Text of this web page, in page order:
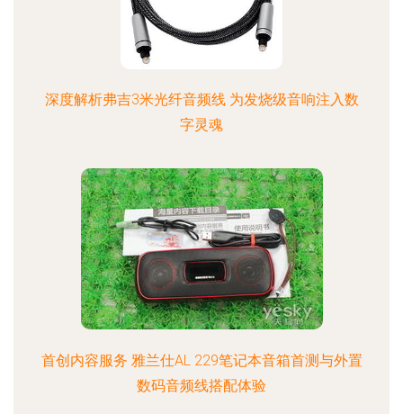
深度解析弗吉3米光纤音频线 为发烧级音响注入数
字灵魂
首创内容服务 雅兰仕AL 229笔记本音箱首测与外置
数码音频线搭配体验